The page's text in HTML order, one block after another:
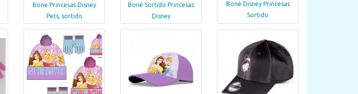
Bone Princesas Disney
Pets, sortido
Boné Sortido Princesas
Disney
Boné Disney Princesas
Sortido